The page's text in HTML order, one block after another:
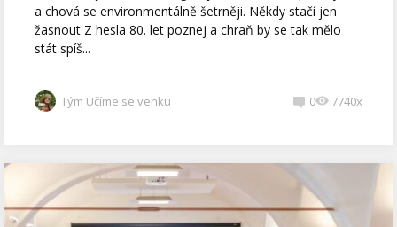
a chová se environmentálně šetrněji. Někdy stačí jen
žasnout Z hesla 80. let poznej a chraň by se tak mělo
stát spíš...
Tým Učíme se venku 0 7740x